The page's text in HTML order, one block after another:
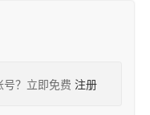
？立即免费 注册